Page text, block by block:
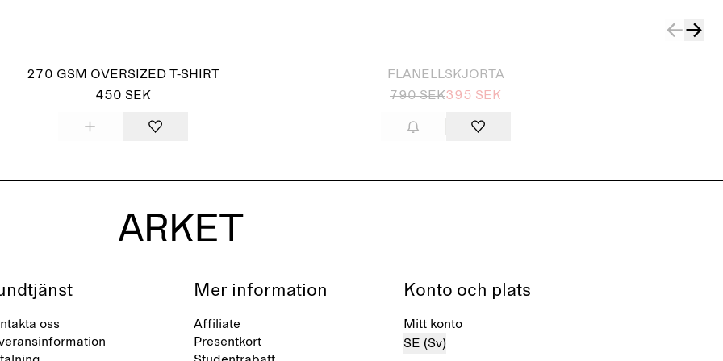
270 GSM OVERSIZED T-SHIRT
450 SEK
FLANELLSKJORTA
790 SEK395 SEK
oss
Mer information
Affiliate
Presentkort
Konto och plats
Mitt konto
SE (Sv)